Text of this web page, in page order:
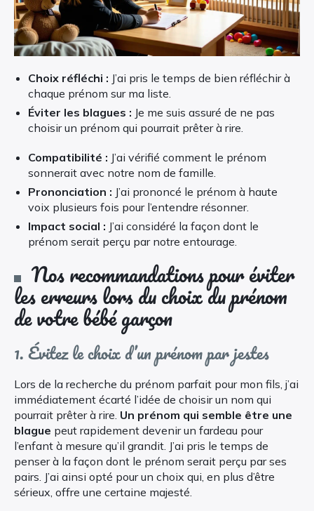
Choix réfléchi : J’ai pris le temps de bien réfléchir à
chaque prénom sur ma liste.
Éviter les blagues : Je me suis assuré de ne pas
choisir un prénom qui pourrait prêter à rire.
Compatibilité : J’ai vérifié comment le prénom
sonnerait avec notre nom de famille.
Prononciation : J’ai prononcé le prénom à haute
voix plusieurs fois pour l’entendre résonner.
Impact social : J’ai considéré la façon dont le
prénom serait perçu par notre entourage.
Nos recommandations pour éviter
les erreurs lors du choix du prénom
de votre bébé garçon
1. Évitez le choix d’un prénom par jestes
Lors de la recherche du prénom parfait pour mon fils, j’ai
immédiatement écarté l’idée de choisir un nom qui
pourrait prêter à rire. Un prénom qui semble être une
blague peut rapidement devenir un fardeau pour
l’enfant à mesure qu’il grandit. J’ai pris le temps de
penser à la façon dont le prénom serait perçu par ses
pairs. J’ai ainsi opté pour un choix qui, en plus d’être
sérieux, offre une certaine majesté.